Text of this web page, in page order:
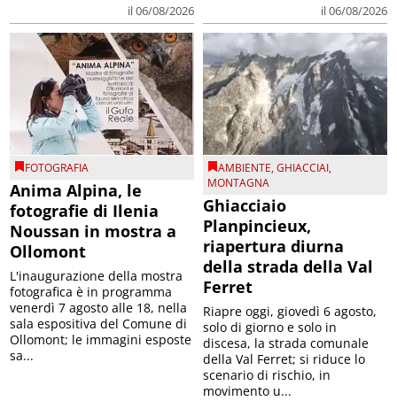
il 06/08/2026 il 06/08/2026
FOTOGRAFIA
Anima Alpina, le
fotografie di Ilenia
Noussan in mostra a
Ollomont
L'inaugurazione della mostra
fotografica è in programma
venerdì 7 agosto alle 18, nella
sala espositiva del Comune di
Ollomont; le immagini esposte
sa...
AMBIENTE,GHIACCIAI,
MONTAGNA
Ghiacciaio
Planpincieux,
riapertura diurna
della strada della Val
Ferret
Riapre oggi, giovedì 6 agosto,
solo di giorno e solo in
discesa, la strada comunale
della Val Ferret; si riduce lo
scenario di rischio, in
movimento u...